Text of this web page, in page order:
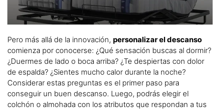
Pero más allá de la innovación, personalizar el descanso
comienza por conocerse: ¿Qué sensación buscas al dormir?
¿Duermes de lado o boca arriba? ¿Te despiertas con dolor
de espalda? ¿Sientes mucho calor durante la noche?
Considerar estas preguntas es el primer paso para
conseguir un buen descanso. Luego, podrás elegir el
colchón o almohada con los atributos que respondan a tus